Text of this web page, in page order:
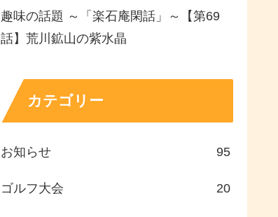
趣味の話題 ～「楽石庵閑話」～【第69
話】荒川鉱山の紫水晶
カテゴリー
お知らせ 95
ゴルフ大会 20